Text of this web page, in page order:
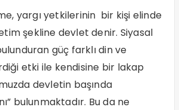
yargı yetkilerinin bir kişi elinde
şekline devlet denir. Siyasal
güç farklı din ve
etki ile kendisine bir lakap
devletin başında
bulunmaktadır. Bu da ne